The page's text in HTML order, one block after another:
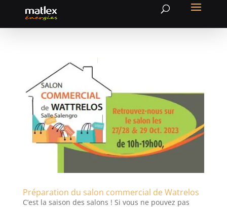
Préparation du salon commercial de Watrelos
C’est la saison des salons ! Si vous ne pouvez pas